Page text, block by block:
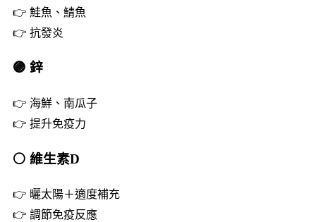
👉 鮭魚、鯖魚
👉 抗發炎
🟣 鋅
👉 海鮮、南瓜子
👉 提升免疫力
⚪ 維生素D
👉 曬太陽＋適度補充
👉 調節免疫反應